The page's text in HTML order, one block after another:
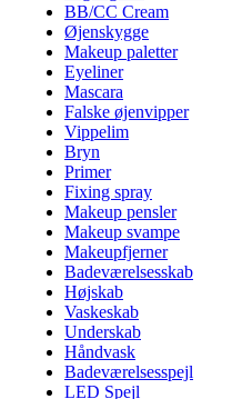
BB/CC Cream
Øjenskygge
Makeup paletter
Eyeliner
Mascara
Falske øjenvipper
Vippelim
Bryn
Primer
Fixing spray
Makeup pensler
Makeup svampe
Makeupfjerner
Badeværelsesskab
Højskab
Vaskeskab
Underskab
Håndvask
Badeværelsesspejl
LED Spejl